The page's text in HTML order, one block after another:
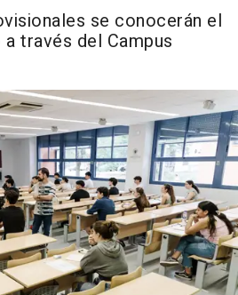
se conocerán el
través del Campus